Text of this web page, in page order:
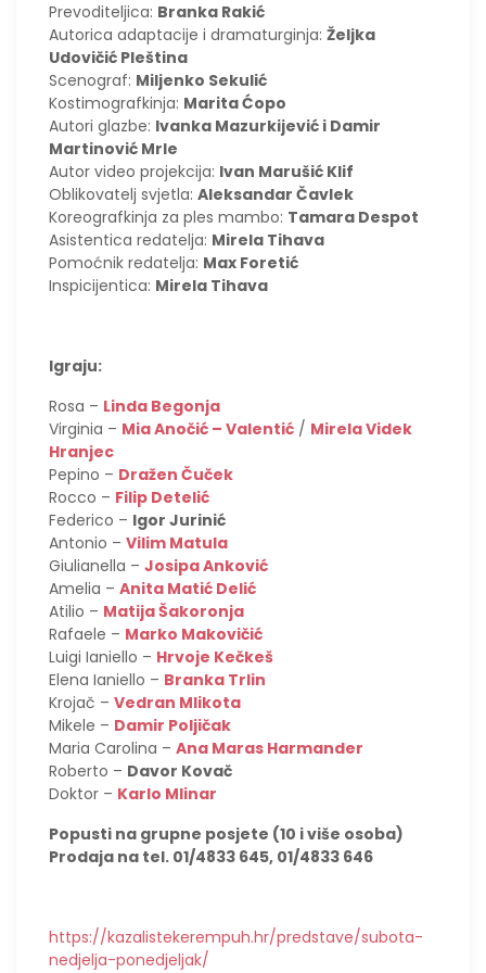
Prevoditeljica: Branka Rakić
Autorica adaptacije i dramaturginja: Željka
Udovičić Pleština
Scenograf: Miljenko Sekulić
Kostimografkinja: Marita Ćopo
Autori glazbe: Ivanka Mazurkijević i Damir
Martinović Mrle
Autor video projekcija: Ivan Marušić Klif
Oblikovatelj svjetla: Aleksandar Čavlek
Koreografkinja za ples mambo: Tamara Despot
Asistentica redatelja: Mirela Tihava
Pomoćnik redatelja: Max Foretić
Inspicijentica: Mirela Tihava
Igraju:
Rosa – Linda Begonja
Virginia – Mia Anočić – Valentić / Mirela Videk
Hranjec
Pepino – Dražen Čuček
Rocco – Filip Detelić
Federico – Igor Jurinić
Antonio – Vilim Matula
Giulianella – Josipa Anković
Amelia – Anita Matić Delić
Atilio – Matija Šakoronja
Rafaele – Marko Makovičić
Luigi Ianiello – Hrvoje Kečkeš
Elena Ianiello – Branka Trlin
Krojač – Vedran Mlikota
Mikele – Damir Poljičak
Maria Carolina – Ana Maras Harmander
Roberto – Davor Kovač
Doktor – Karlo Mlinar
Popusti na grupne posjete (10 i više osoba)
Prodaja na tel. 01/4833 645, 01/4833 646
https://kazalistekerempuh.hr/predstave/subota-
nedjelja-ponedjeljak/